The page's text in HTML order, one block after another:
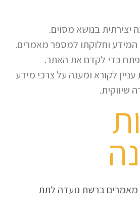
יצירתית בנושא מסוים.
המידע וחלוקתו למספר מאמרים.
כדי לקדם את האתר.
לקורא ומענה על צרכי מידע
שיווקית.
ברשת נועדה לתת